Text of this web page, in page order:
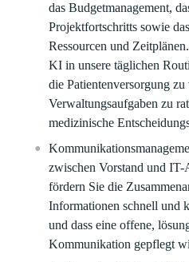
das Budgetmanagement,
Projektfortschritts sowie
Ressourcen und
KI in unsere täglichen
die Patientenversorgung zu
Verwaltungsaufgaben zu
medizinische
zwischen Vorstand und
fördern Sie die
Informationen schnell und
und dass eine offene,
Kommunikation gepflegt